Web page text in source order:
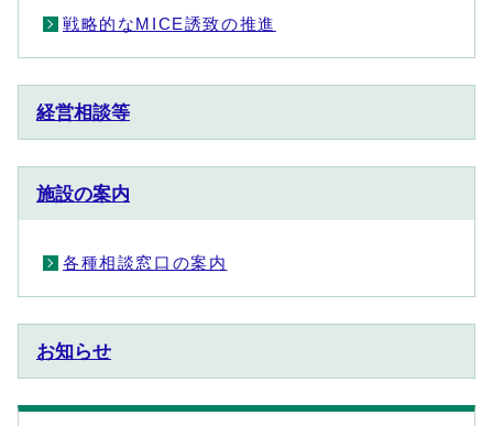
戦略的なMICE誘致の推進
経営相談等
施設の案内
各種相談窓口の案内
お知らせ